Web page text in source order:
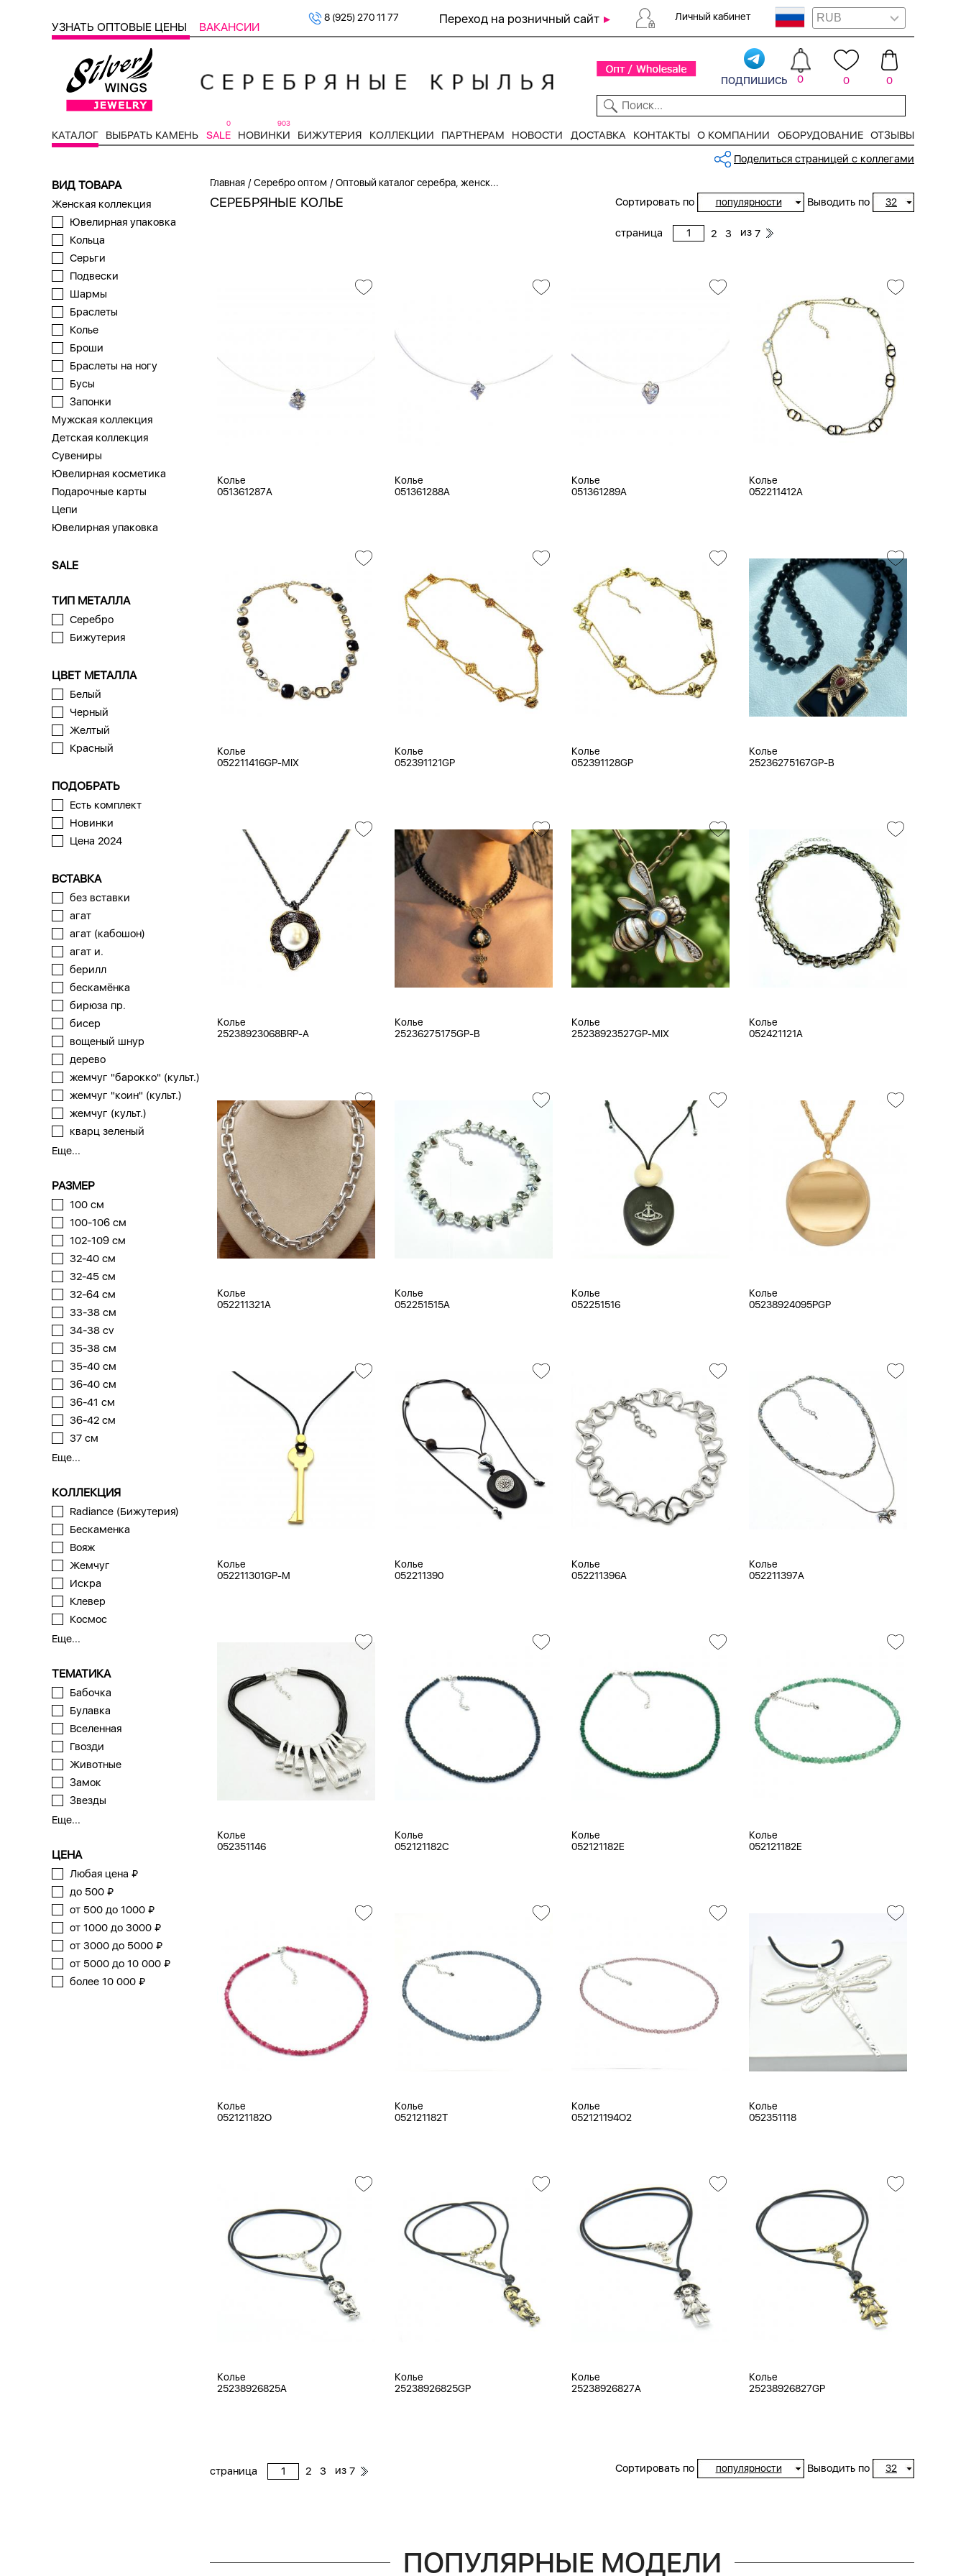
УЗНАТЬ ОПТОВЫЕ ЦЕНЫ ВАКАНСИИ
8 (925) 270 11 77 Переход на розничный сайт Личный кабинет
подпишись 0 0 0
КАТАЛОГ ВЫБРАТЬ КАМЕНЬ SALE
0
НОВИНКИ
903
БИЖУТЕРИЯ КОЛЛЕКЦИИ ПАРТНЕРАМ НОВОСТИ ДОСТАВКА КОНТАКТЫ О КОМПАНИИ ОБОРУДОВАНИЕ ОТЗЫВЫ
Поделиться страницей с коллегами
ВИД ТОВАРА
Женская коллекция
Ювелирная упаковка
Кольца
Серьги
Подвески
Шармы
Браслеты
Колье
Броши
Браслеты на ногу
Бусы
Запонки
Мужская коллекция
Детская коллекция
Сувениры
Ювелирная косметика
Подарочные карты
Цепи
Ювелирная упаковка
SALE
ТИП МЕТАЛЛА
Серебро
Бижутерия
ЦВЕТ МЕТАЛЛА
Белый
Черный
Желтый
Красный
ПОДОБРАТЬ
Есть комплект
Новинки
Цена 2024
ВСТАВКА
без вставки
агат
агат (кабошон)
агат и.
берилл
бескамёнка
бирюза пр.
бисер
вощеный шнур
дерево
жемчуг "барокко" (культ.)
жемчуг "коин" (культ.)
жемчуг (культ.)
кварц зеленый
Еще...
РАЗМЕР
100 см
100-106 см
102-109 см
32-40 см
32-45 см
32-64 см
33-38 см
34-38 cv
35-38 см
35-40 см
36-40 см
36-41 см
36-42 см
37 см
Еще...
КОЛЛЕКЦИЯ
Radiance (Бижутерия)
Бескаменка
Вояж
Жемчуг
Искра
Клевер
Космос
Еще...
ТЕМАТИКА
Бабочка
Булавка
Вселенная
Гвозди
Животные
Замок
Звезды
Еще...
ЦЕНА
Любая цена ₽
до 500 ₽
от 500 до 1000 ₽
от 1000 до 3000 ₽
от 3000 до 5000 ₽
от 5000 до 10 000 ₽
более 10 000 ₽
Главная /Серебро оптом /Оптовый каталог серебра, женск...
СЕРЕБРЯНЫЕ КОЛЬЕ Сортировать по популярности Выводить по 32
страница 2 3 из 7
Колье
051361287A
Колье
051361288A
Колье
051361289A
Колье
052211412A
Колье
052211416GP-MIX
Колье
052391121GP
Колье
052391128GP
Колье
25236275167GP-B
Колье
25238923068BRP-A
Колье
25236275175GP-B
Колье
25238923527GP-MIX
Колье
052421121A
Колье
052211321A
Колье
052251515A
Колье
052251516
Колье
05238924095PGP
Колье
052211301GP-M
Колье
052211390
Колье
052211396A
Колье
052211397A
Колье
052351146
Колье
052121182C
Колье
052121182E
Колье
052121182E
Колье
052121182O
Колье
052121182T
Колье
052121194O2
Колье
052351118
Колье
25238926825A
Колье
25238926825GP
Колье
25238926827A
Колье
25238926827GP
Сортировать по популярности Выводить по 32
страница 2 3 из 7
ПОПУЛЯРНЫЕ МОДЕЛИ